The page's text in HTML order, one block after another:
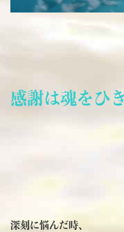
感謝は魂をひ
深刻に悩んだ時、